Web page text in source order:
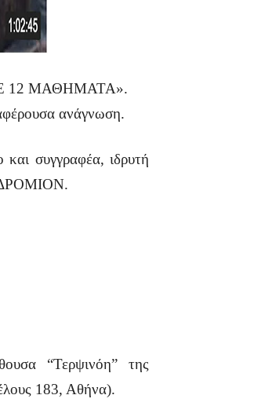
12 ΜΑΘΗΜΑΤΑ».
ανάγνωση.
συγγραφέα, ιδρυτή
“Τερψινόη” της
183, Αθήνα).